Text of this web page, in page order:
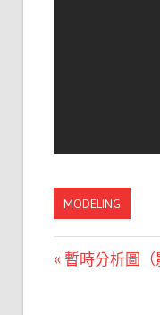
MODELING
文Previous
暫時分析圖（